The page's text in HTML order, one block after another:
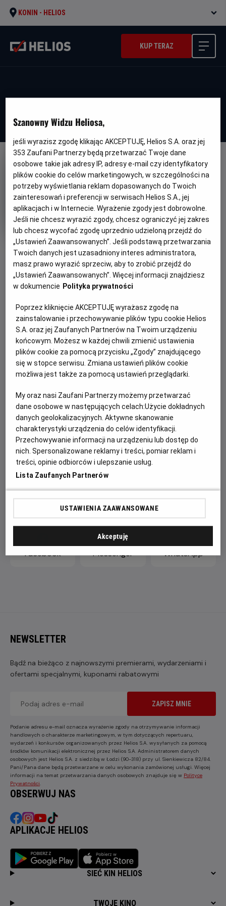
KONIN - HELIOS
KUP TERAZ
Psy i koty 3: Łapa w łapę
Oryginalny
tytuł
Cats & Dogs 3: Paws Unite Gatunek
Komedia /
Familijny / Akcja
Minimalny
wiek
Od 7 lat
trwania
84 min
Kraj
rok
produkcji
USA
PREMIERA
REŻYSERIA SCENARIUSZ
Scott Bindley
OBSADA
Sarah Giles, Max Greenfield, George Lopez
WIĘCEJ SZCZEGÓŁÓW
Mija 10 lat od stworzenia zaawansowanego
międzygatunkowego systemu ochrony, opracowanego i
monitorowanego zarówno przez koty, jak i psy. Jego celem
jest utrzymanie pokoju w przypadku sporów. Ale pewien
złoczyńca, spec od techniki, włamuje się do sieci
częstotliwościami, słyszanymi tylko przez zwierzęta,
doprowadzając do konfliktu. Globalna wojna między psami a
kotami ZNOWU WYBUCHA. Zespół początkujących i
niedoświadczonych agentów będzie musiał zawierzyć
starym, dobrym zwierzęcym instynktom w celu
przywrócenia powszechnego porządku i pokoju między
dwoma gatunkami.
ZAPROŚ ZNAJOMYCH
Facebook Messenger WhatsApp
NEWSLETTER
Bądź na bieżąco z najnowszymi premierami, wydarzeniami i
ofertami specjalnymi, kuponami rabatowymi
ZAPISZ MNIE
Podanie adresu e-mail oznacza wyrażenie zgody na otrzymywanie informacji
handlowych o charakterze marketingowym, w tym dotyczących repertuaru,
wydarzeń i konkursów organizowanych przez Helios S.A. wysyłanych za pomocą
środków komunikacji elektronicznej przez Helios S.A. Administratorem danych
osobowych jest Helios S.A. z siedzibą w Łodzi (90-318) przy ul. Sienkiewicza 82/84.
Pani/Pana dane będą przetwarzane w celu wykonania zamówionej usługi. Więcej
informacji na temat przetwarzania danych osobowych znajduje się w Polityce
Prywatności
OBSERWUJ NAS
APLIKACJE HELIOS
SIEĆ KIN HELIOS
TWOJE KINO
Szanowny Widzu Heliosa,
jeśli wyrazisz zgodę klikając AKCEPTUJĘ, Helios S.A. oraz jej
353 Zaufani Partnerzy będą przetwarzać Twoje dane
osobowe takie jak adresy IP, adresy e-mail czy identyfikatory
plików cookie do celów marketingowych, w szczególności na
potrzeby wyświetlania reklam dopasowanych do Twoich
zainteresowań i preferencji w serwisach Helios S.A., jej
aplikacjach i w Internecie. Wyrażenie zgody jest dobrowolne.
Jeśli nie chcesz wyrazić zgody, chcesz ograniczyć jej zakres
lub chcesz wycofać zgodę uprzednio udzieloną przejdź do
„Ustawień Zaawansowanych”. Jeśli podstawą przetwarzania
Twoich danych jest uzasadniony interes administratora,
masz prawo wyrazić sprzeciw, aby to zrobić przejdź do
„Ustawień Zaawansowanych”. Więcej informacji znajdziesz
w dokumencie Polityka prywatności
Poprzez kliknięcie AKCEPTUJĘ wyrażasz zgodę na
zainstalowanie i przechowywanie plików typu cookie Helios
S.A. oraz jej Zaufanych Partnerów na Twoim urządzeniu
końcowym. Możesz w każdej chwili zmienić ustawienia
plików cookie za pomocą przycisku „Zgody” znajdującego
się w stopce serwisu. Zmiana ustawień plików cookie
możliwa jest także za pomocą ustawień przeglądarki.
My oraz nasi Zaufani Partnerzy możemy przetwarzać
dane osobowe w następujących celach:Użycie dokładnych
danych geolokalizacyjnych. Aktywne skanowanie
charakterystyki urządzenia do celów identyfikacji.
Przechowywanie informacji na urządzeniu lub dostęp do
nich. Spersonalizowane reklamy i treści, pomiar reklam i
treści, opinie odbiorców i ulepszanie usług.
Lista Zaufanych Partnerów
USTAWIENIA ZAAWANSOWANE
Akceptuję